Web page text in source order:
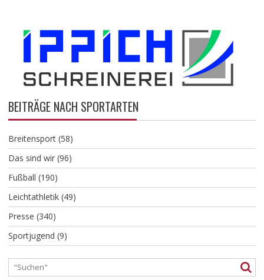
BEITRÄGE NACH SPORTARTEN
Breitensport(58)
Das sind wir(96)
Fußball (190)
Leichtathletik(49)
Presse (340)
Sportjugend (9)